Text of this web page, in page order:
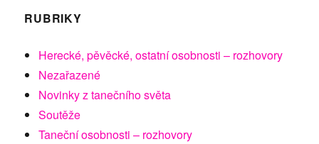
RUBRIKY
Herecké, pěvěcké, ostatní osobnosti – rozhovory
Nezařazené
Novinky z tanečního světa
Soutěže
Taneční osobnosti – rozhovory